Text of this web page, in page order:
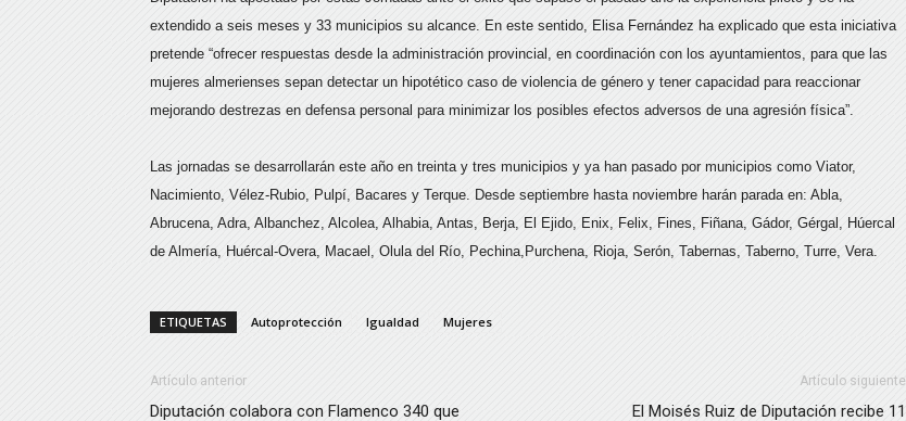
extendido a seis meses y 33 municipios su alcance. En este sentido, Elisa Fernández ha explicado que esta iniciativa
pretende “ofrecer respuestas desde la administración provincial, en coordinación con los ayuntamientos, para que las
mujeres almerienses sepan detectar un hipotético caso de violencia de género y tener capacidad para reaccionar
mejorando destrezas en defensa personal para minimizar los posibles efectos adversos de una agresión física”.
Las jornadas se desarrollarán este año en treinta y tres municipios y ya han pasado por municipios como Viator,
Nacimiento, Vélez-Rubio, Pulpí, Bacares y Terque. Desde septiembre hasta noviembre harán parada en: Abla,
Abrucena, Adra, Albanchez, Alcolea, Alhabia, Antas, Berja, El Ejido, Enix, Felix, Fines, Fiñana, Gádor, Gérgal, Húercal
de Almería, Huércal-Overa, Macael, Olula del Río, Pechina,Purchena, Rioja, Serón, Tabernas, Taberno, Turre, Vera.
ETIQUETAS Autoprotección Igualdad Mujeres
Artículo anterior
Diputación colabora con Flamenco 340 que
Artículo siguiente
El Moisés Ruiz de Diputación recibe 11